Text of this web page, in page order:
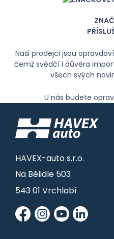
Naši prodejci jsou
čemž svědčí i důvěra
všech svých
U nás budete
HAVEX-auto s.r.o.
Na Bělidle 503
543 01 Vrchlabí